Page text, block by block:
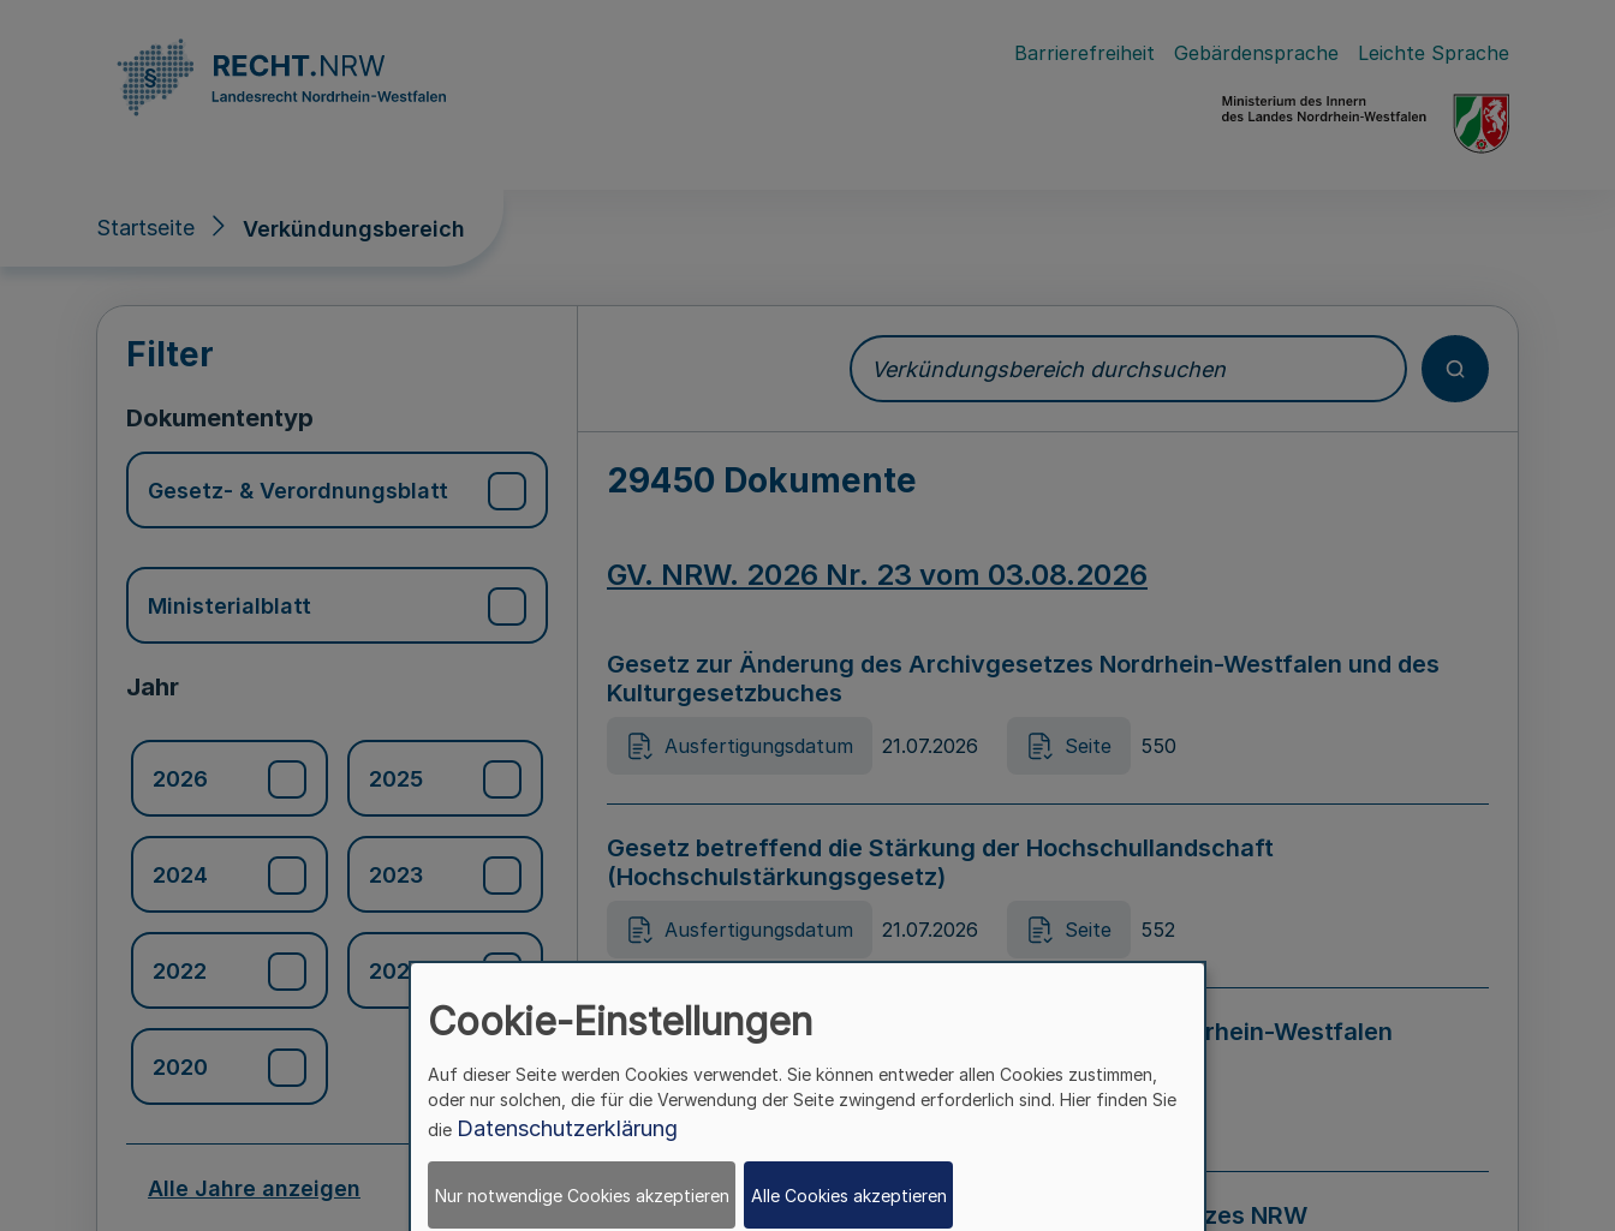
Barrierefreiheit Gebärdensprache Leichte Sprache
Startseite Verkündungsbereich
Verkündungsbereich
Filter
Dokumententyp
Gesetz- & Verordnungsblatt
Ministerialblatt
Jahr
2026 2025
2024 2023
2022 2021
2020
Alle Jahre anzeigen
Verkündungsbereich durchsuchen
29450 Dokumente
GV. NRW. 2026 Nr. 23 vom 03.08.2026
Gesetz zur Änderung des Archivgesetzes Nordrhein-Westfalen und des
Kulturgesetzbuches
Ausfertigungsdatum 21.07.2026 Seite 550
Gesetz betreffend die Stärkung der Hochschullandschaft
(Hochschulstärkungsgesetz)
Ausfertigungsdatum 21.07.2026 Seite 552
Gesetz zur Vermeidung von Diskriminierung in Nordrhein-Westfalen
(Landesantidiskriminierungsgesetz – LADG NRW)
Ausfertigungsdatum 21.07.2026 Seite 595
Gesetz zur Änderung des Online-Casinospiel Gesetzes NRW
Cookie-Einstellungen
Auf dieser Seite werden Cookies verwendet. Sie können entweder allen Cookies zustimmen,
oder nur solchen, die für die Verwendung der Seite zwingend erforderlich sind. Hier finden Sie
die Datenschutzerklärung
Nur notwendige Cookies akzeptieren Alle Cookies akzeptieren